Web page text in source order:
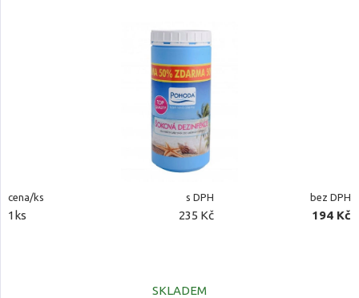
cena/ks s DPH bez DPH
1ks 235 Kč 194 Kč
SKLADEM